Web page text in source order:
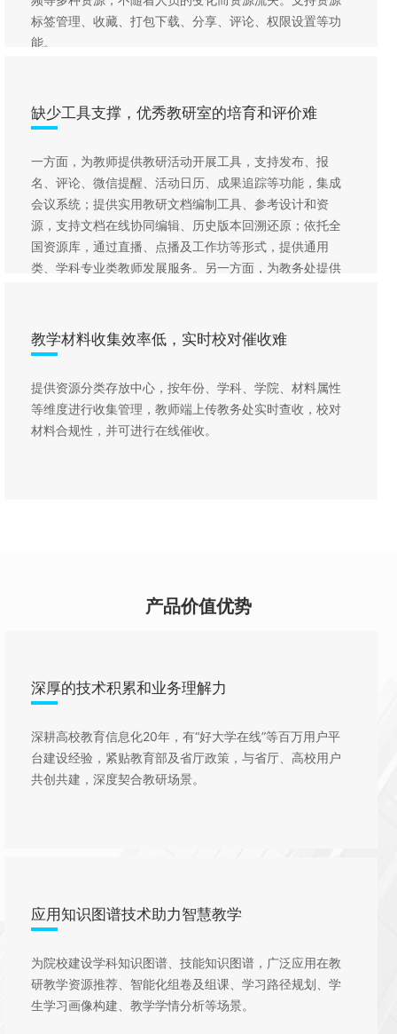
标签管理、收藏、打包下载、分享、评论、权限设置等功
能。
缺少工具支撑，优秀教研室的培育和评价难
一方面，为教师提供教研活动开展工具，支持发布、报
名、评论、微信提醒、活动日历、成果追踪等功能，集成
会议系统；提供实用教研文档编制工具、参考设计和资
源，支持文档在线协同编辑、历史版本回溯还原；依托全
国资源库，通过直播、点播及工作坊等形式，提供通用
类、学科专业类教师发展服务。另一方面，为教务处提供
教学材料收集效率低，实时校对催收难
提供资源分类存放中心，按年份、学科、学院、材料属性
等维度进行收集管理，教师端上传教务处实时查收，校对
材料合规性，并可进行在线催收。
产品价值优势
深厚的技术积累和业务理解力
深耕高校教育信息化20年，有“好大学在线”等百万用户平
台建设经验，紧贴教育部及省厅政策，与省厅、高校用户
共创共建，深度契合教研场景。
应用知识图谱技术助力智慧教学
为院校建设学科知识图谱、技能知识图谱，广泛应用在教
研教学资源推荐、智能化组卷及组课、学习路径规划、学
生学习画像构建、教学学情分析等场景。